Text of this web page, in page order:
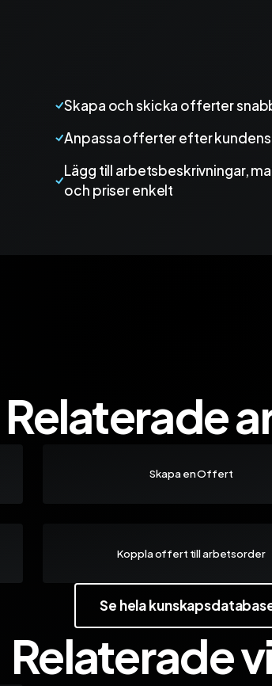
Skapa och skicka offerter
Anpassa offerter efter
Lägg till arbetsbeskrivningar,
och priser enkelt
Relaterade
Skapa en Offert
Koppla offert till arbetsorder
Se hela
Relaterade